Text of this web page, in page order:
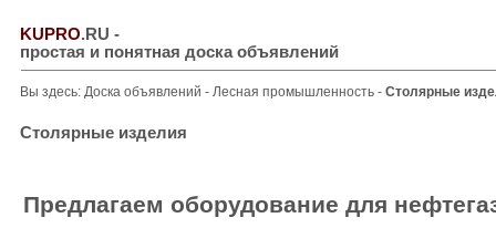
KUPRO.RU -
простая и понятная доска объявлений
Вы здесь: Доска объявлений - Лесная промышленность - Столярные
Столярные изделия
Предлагаем оборудование для